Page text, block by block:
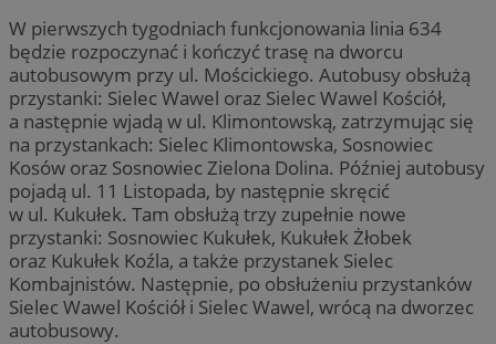
W pierwszych tygodniach funkcjonowania linia 634
będzie rozpoczynać i kończyć trasę na dworcu
autobusowym przy ul. Mościckiego. Autobusy obsłużą
przystanki: Sielec Wawel oraz Sielec Wawel Kościół,
a następnie wjadą w ul. Klimontowską, zatrzymując się
na przystankach: Sielec Klimontowska, Sosnowiec
Kosów oraz Sosnowiec Zielona Dolina. Później autobusy
pojadą ul. 11 Listopada, by następnie skręcić
w ul. Kukułek. Tam obsłużą trzy zupełnie nowe
przystanki: Sosnowiec Kukułek, Kukułek Żłobek
oraz Kukułek Koźla, a także przystanek Sielec
Kombajnistów. Następnie, po obsłużeniu przystanków
Sielec Wawel Kościół i Sielec Wawel, wrócą na dworzec
autobusowy.